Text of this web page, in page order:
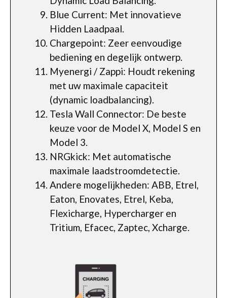
Blue Current: Met innovatieve
Hidden Laadpaal.
Chargepoint: Zeer eenvoudige
bediening en degelijk ontwerp.
Myenergi / Zappi: Houdt rekening
met uw maximale capaciteit
(dynamic loadbalancing).
Tesla Wall Connector: De beste
keuze voor de Model X, Model S en
Model 3.
NRGkick: Met automatische
maximale laadstroomdetectie.
Andere mogelijkheden: ABB, Etrel,
Eaton, Enovates, Etrel, Keba,
Flexicharge, Hypercharger en
Tritium, Efacec, Zaptec, Xcharge.